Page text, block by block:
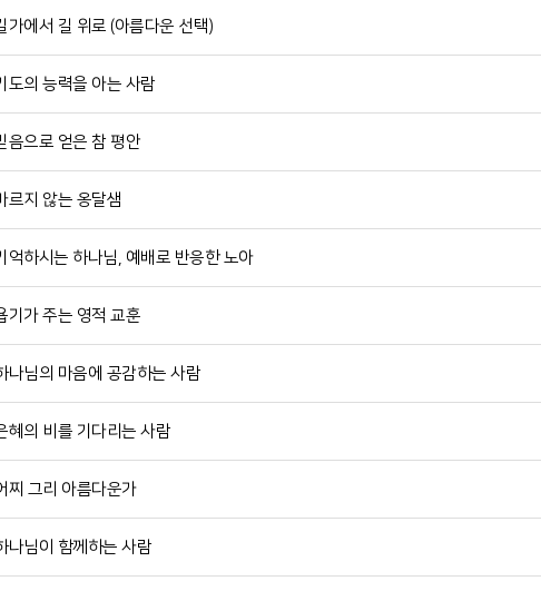
가에서 길 위로 (아름다운 선택)
도의 능력을 아는 사람
음으로 얻은 참 평안
르지 않는 옹달샘
억하시는 하나님, 예배로 반응한 노아
기가 주는 영적 교훈
나님의 마음에 공감하는 사람
혜의 비를 기다리는 사람
찌 그리 아름다운가
나님이 함께하는 사람